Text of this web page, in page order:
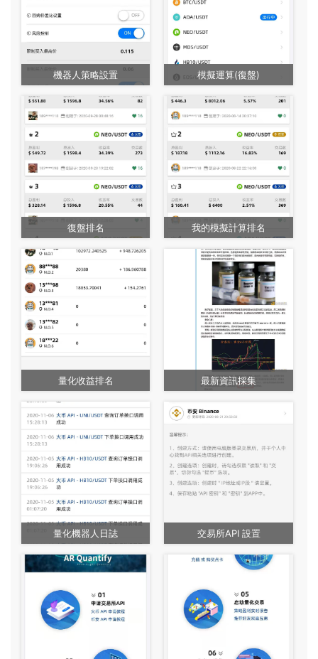
機器人策略設置 模擬運算(復盤)
復盤排名 我的模擬計算排名
量化收益排名 最新資訊採集
量化機器人日誌 交易所API 設置